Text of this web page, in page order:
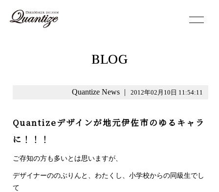
BLOG
Quantize News | 2012年02月10日 11:54:11
Quantizeデザインが地元伊佐市のゆるキャラ
に！！！
ご存知の方も多いとは思いますが、
デザイナーののぶりんと、わたくし、小学校からの同級生でし
て